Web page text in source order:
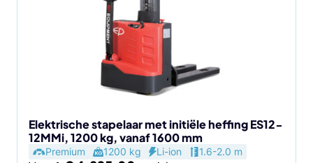
Elektrische stapelaar met initiële heffing ES12-
12MMi, 1200 kg, vanaf 1600 mm
Premium 1200 kg Li-ion 1.6-2.0 m
de
productpagina